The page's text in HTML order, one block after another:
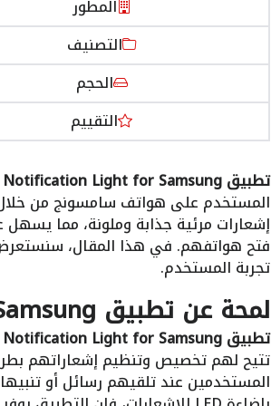
المطور
التصنيف
الحجم
التقييم
تطبيق Notification Light for Samsung
المستخدم على هواتف سامسونج من خلال
إشعارات مرئية جذابة وملونة، مما
فتح هواتفهم. في هذا المقال،
تجربة المستخدم.
لمحة عن تطبيق Notification light for Samsung:
تطبيق Notification Light for Samsung
المستخدمين عند تلقيهم رسائل أو